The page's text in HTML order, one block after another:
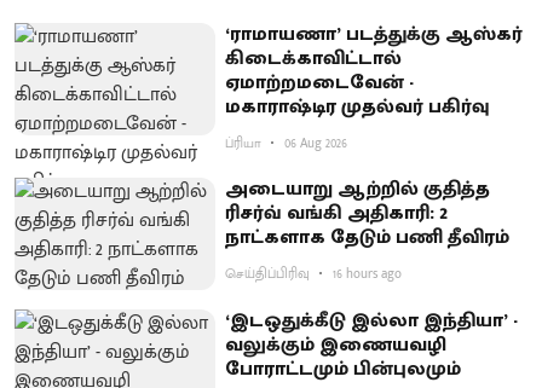
‘ராமாயணா’ படத்துக்கு ஆஸ்கர்
கிடைக்காவிட்டால்
ஏமாற்றமடைவேன் -
மகாராஷ்டிர முதல்வர் பகிர்வு
ப்ரியா 06 Aug 2026
அடையாறு ஆற்றில் குதித்த
ரிசர்வ் வங்கி அதிகாரி: 2
நாட்களாக தேடும் பணி தீவிரம்
செய்திப்பிரிவு 16 hours ago
‘இடஒதுக்கீடு இல்லா இந்தியா’ -
வலுக்கும் இணையவழி
போராட்டமும் பின்புலமும்